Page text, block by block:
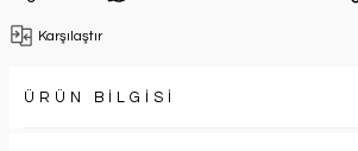
Karşılaştır
ÜRÜN BİLGİSİ